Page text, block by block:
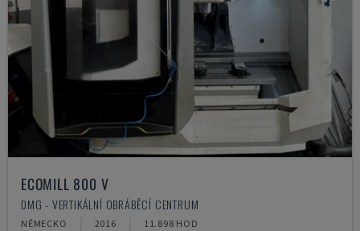
ECOMILL 800 V
DMG - VERTIKÁLNÍ OBRÁBĚCÍ CENTRUM
NĚMECKO 2016 11.898 HOD